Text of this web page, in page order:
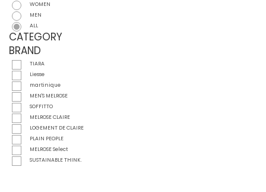
WOMEN
MEN
ALL
CATEGORY
BRAND
TIARA
Liesse
martinique
MEN'S MELROSE
SOFFITTO
MELROSE CLAIRE
LOGEMENT DE CLAIRE
PLAIN PEOPLE
MELROSE Select
SUSTAINABLE THINK.